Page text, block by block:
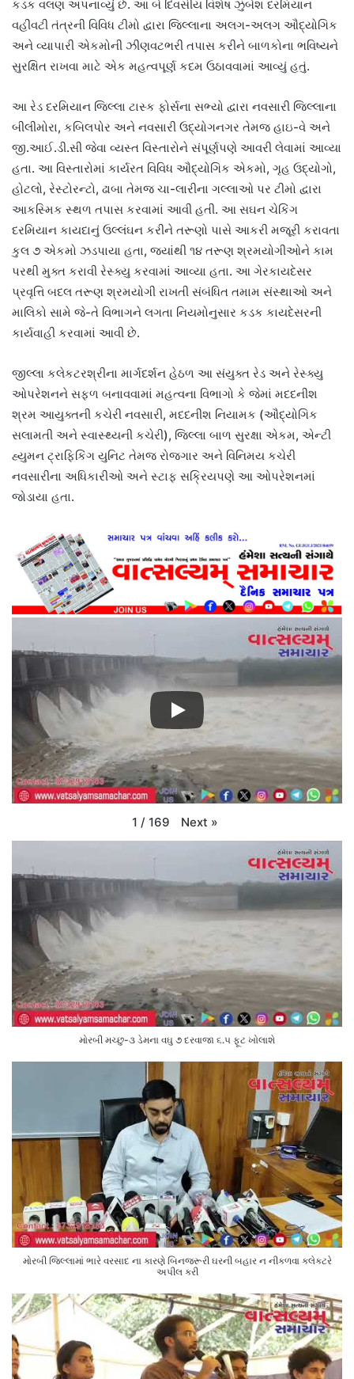
કડક વલણ અપનાવ્યું છે. આ બે દિવસીય વિશેષ ઝુંબેશ દરમિયાન
વહીવટી તંત્રની વિવિધ ટીમો દ્વારા જિલ્લાના અલગ-અલગ ઔદ્યોગિક
અને વ્યાપારી એકમોની ઝીણવટભરી તપાસ કરીને બાળકોના ભવિષ્યને
સુરક્ષિત રાખવા માટે એક મહત્વપૂર્ણ કદમ ઉઠાવવામાં આવ્યું હતું.
આ રેડ દરમિયાન જિલ્લા ટાસ્ક ફોર્સના સભ્યો દ્વારા નવસારી જિલ્લાના
બીલીમોરા, કબિલપોર અને નવસારી ઉદ્યોગનગર તેમજ હાઇ-વે અને
જી.આઈ.ડી.સી જેવા વ્યસ્ત વિસ્તારોને સંપૂર્ણપણે આવરી લેવામાં આવ્યા
હતા. આ વિસ્તારોમાં કાર્યરત વિવિધ ઔદ્યોગિક એકમો, ગૃહ ઉદ્યોગો,
હોટલો, રેસ્ટોરન્ટો, ઢાબા તેમજ ચા-લારીના ગલ્લાઓ પર ટીમો દ્વારા
આકસ્મિક સ્થળ તપાસ કરવામાં આવી હતી. આ સઘન ચેકિંગ
દરમિયાન કાયદાનું ઉલ્લંઘન કરીને તરૂણો પાસે આકરી મજૂરી કરાવતા
કુલ ૭ એકમો ઝડપાયા હતા, જ્યાંથી ૧૪ તરૂણ શ્રમયોગીઓને કામ
પરથી મુક્ત કરાવી રેસ્ક્યુ કરવામાં આવ્યા હતા. આ ગેરકાયદેસર
પ્રવૃત્તિ બદલ તરૂણ શ્રમયોગી રાખતી સંબંધિત તમામ સંસ્થાઓ અને
માલિકો સામે જે-તે વિભાગને લગતા નિયમોનુસાર કડક કાયદેસરની
કાર્યવાહી કરવામાં આવી છે.
જીલ્લા કલેકટરશ્રીના માર્ગદર્શન હેઠળ આ સંયુક્ત રેડ અને રેસ્ક્યુ
ઓપરેશનને સફળ બનાવવામાં મહત્વના વિભાગો કે જેમાં મદદનીશ
શ્રમ આયુક્તની કચેરી નવસારી, મદદનીશ નિયામક (ઔદ્યોગિક
સલામતી અને સ્વાસ્થ્યની કચેરી), જિલ્લા બાળ સુરક્ષા એકમ, એન્ટી
હ્યુમન ટ્રાફિકિંગ યુનિટ તેમજ રોજગાર અને વિનિમય કચેરી
નવસારીના અધિકારીઓ અને સ્ટાફ સક્રિયપણે આ ઓપરેશનમાં
જોડાયા હતા.
1 / 169 Next »
મોરબી મચ્છુ-૩ ડેમના વઘુ ૭ દરવાજા ૬.૫ ફૂટ ખોલાશે
મોરબી જિલ્લામાં ભારે વરસાદ ના કારણે બિનજરૂરી ઘરની બહાર ન નીકળવા કલેક્ટરે
અપીલ કરી